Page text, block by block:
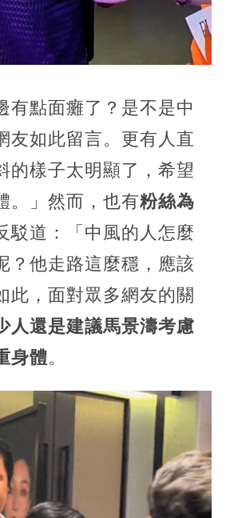
有點面癱了？是不是中
友如此留言。更有人直
的樣子太明顯了，希望
。」然而，也有粉絲為
駁道：「中風的人怎麼
？他走路這麼穩，應該
此，面對眾多網友的關
人還是建議馬景濤考慮
身體。